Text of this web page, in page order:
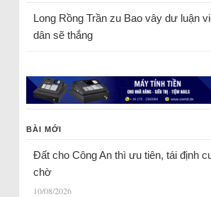
Long Rồng Trầnzu Bao vây dư luận
dân sẽ thắng
BÀI MỚI
Đất cho Công An thì ưu tiên, tái định
chờ
10/08/2026